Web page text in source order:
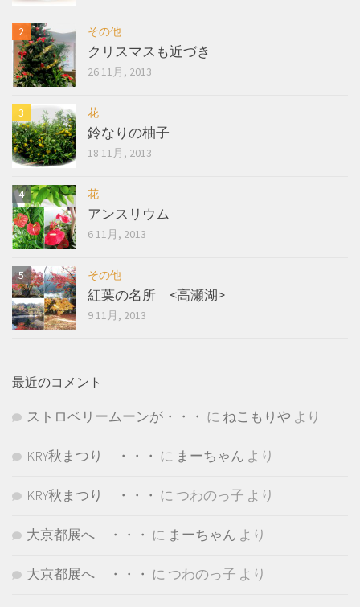
その他
クリスマスも近づき
26 11月, 2013
花
鈴なりの柚子
18 11月, 2013
花
アンスリウム
6 11月, 2013
その他
紅葉の名所 <高瀬湖>
9 11月, 2013
最近のコメント
ストロベリームーンが・・・ に ねこもりや より
KRY秋まつり ・・・ に まーちゃん より
KRY秋まつり ・・・ に つわのっ子 より
大京都展へ ・・・ に まーちゃん より
大京都展へ ・・・ に つわのっ子 より